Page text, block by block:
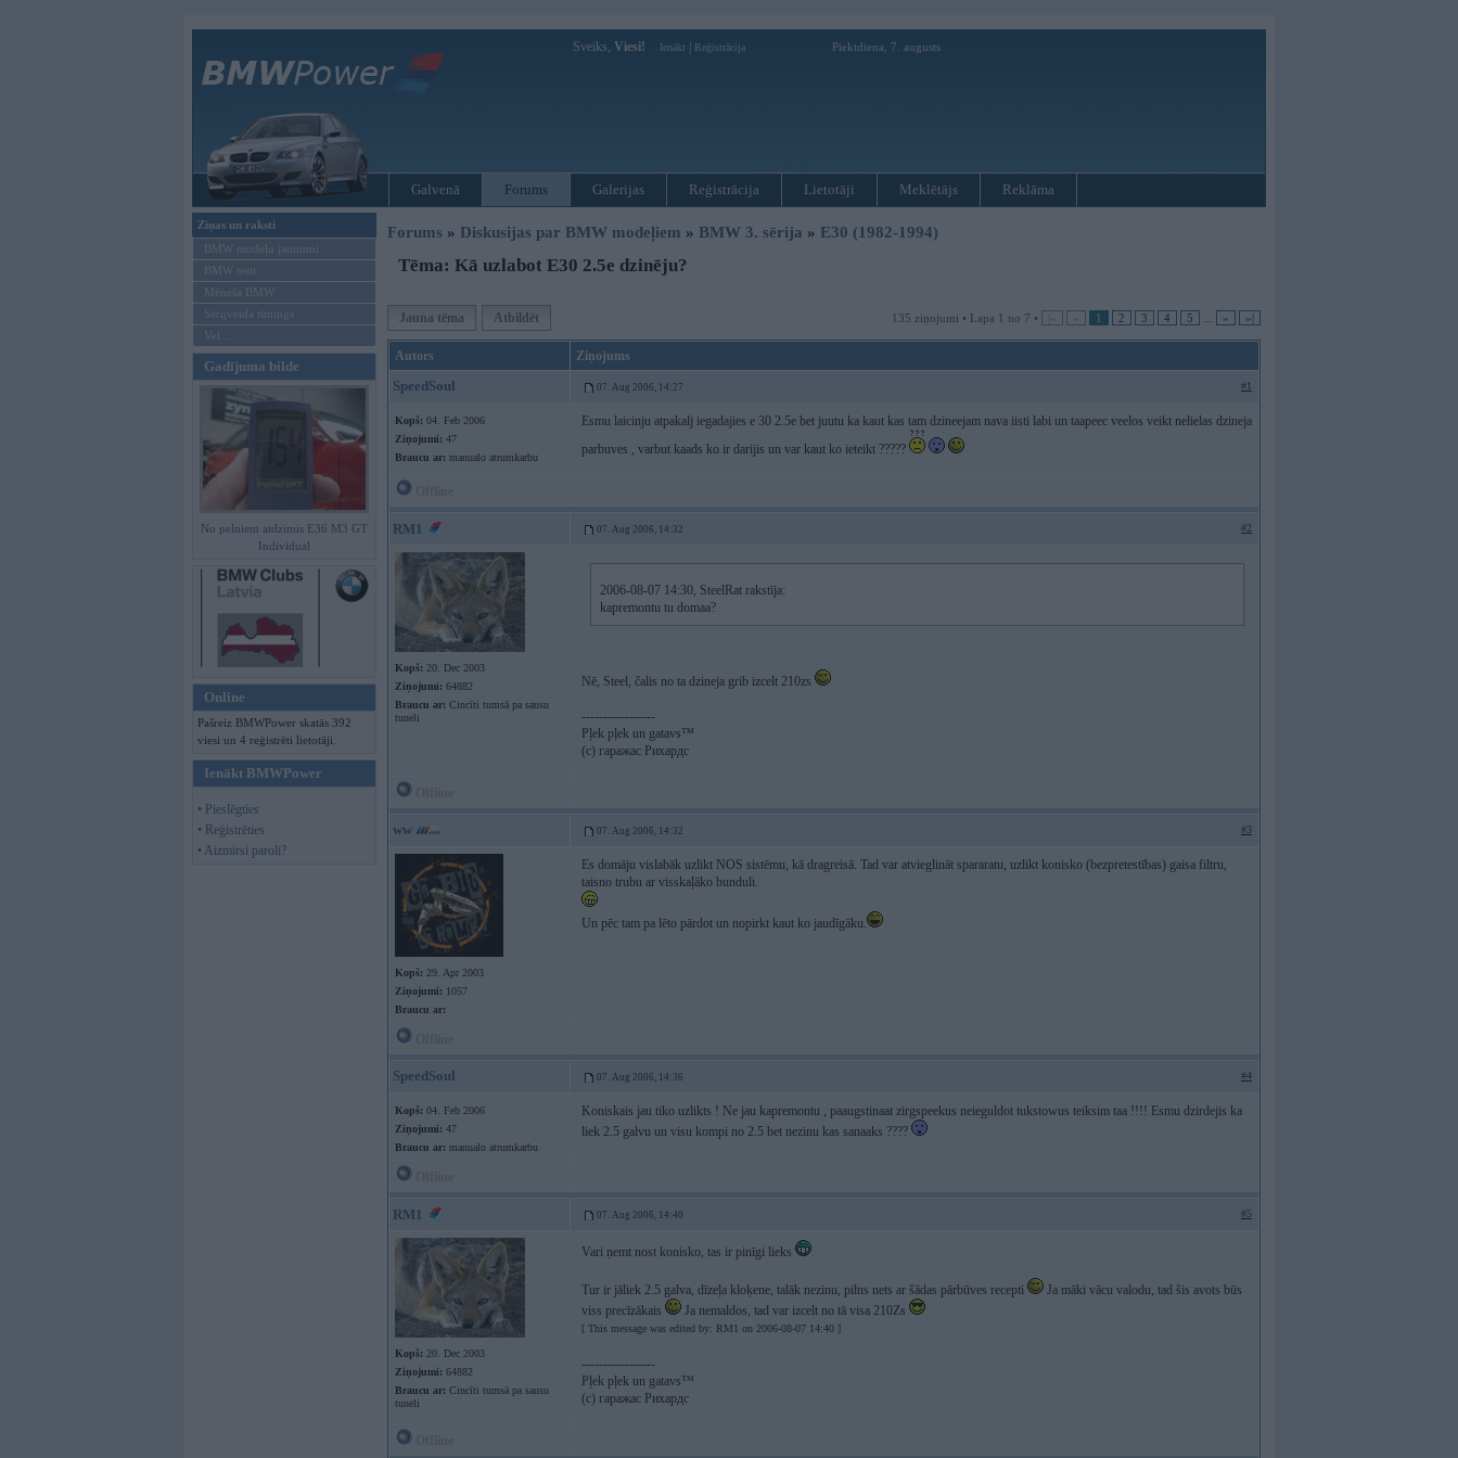
Sveiks, Viesi! Ienākt Reģistrācija Piektdiena, 7. augusts
Galvenā Forums Galerijas Reģistrācija Lietotāji Meklētājs Reklāma
Ziņas un raksti
BMW modeļu jaunumi
BMW testi
Mēneša BMW
Sērijveida tūnings
Vel...
Gadījuma bilde
No pelniem atdzimis E36 M3 GT
Individual
Online
Pašreiz BMWPower skatās 392
viesi un 4 reģistrēti lietotāji.
Ienākt BMWPower
• Pieslēgties
• Reģistrēties
• Aizmirsi paroli?
Forums » Diskusijas par BMW modeļiem » BMW 3. sērija » E30 (1982-1994)
Tēma: Kā uzlabot E30 2.5e dzinēju?
Jauna tēma Atbildēt 135 ziņojumi • Lapa 1 no 7 • |« « 1 2 3 4 5 » »|
Autors Ziņojums
SpeedSoul 07. Aug 2006, 14:27 #1
Kopš: 04. Feb 2006
Ziņojumi: 47
Braucu ar: manualo atrumkarbu
Esmu laicinju atpakalj iegadajies e 30 2.5e bet juutu ka kaut kas tam dzineejam nava iisti labi un taapeec veelos veikt nelielas dzineja
parbuves , varbut kaads ko ir darijis un var kaut ko ieteikt ?????
RM1 07. Aug 2006, 14:32 #2
Kopš: 20. Dec 2003
Ziņojumi: 64882
Braucu ar: Cincīti tumsā pa sausu
tuneli
2006-08-07 14:30, SteelRat rakstīja:
kapremontu tu domaa?
Nē, Steel, čalis no ta dzineja grib izcelt 210zs
-----------------
Pļek pļek un gatavs™
(c) гаражас Рихардс
ww 07. Aug 2006, 14:32 #3
Kopš: 29. Apr 2003
Ziņojumi: 1057
Braucu ar:
Es domāju vislabāk uzlikt NOS sistēmu, kā dragreisā. Tad var atvieglināt spararatu, uzlikt konisko (bezpretestības) gaisa filtru,
taisno trubu ar visskaļāko bunduli.
Un pēc tam pa lēto pārdot un nopirkt kaut ko jaudīgāku.
SpeedSoul 07. Aug 2006, 14:36 #4
Kopš: 04. Feb 2006
Ziņojumi: 47
Braucu ar: manualo atrumkarbu
Koniskais jau tiko uzlikts ! Ne jau kapremontu , paaugstinaat zirgspeekus neieguldot tukstowus teiksim taa !!!! Esmu dzirdejis ka
liek 2.5 galvu un visu kompi no 2.5 bet nezinu kas sanaaks ????
RM1 07. Aug 2006, 14:40 #5
Kopš: 20. Dec 2003
Ziņojumi: 64882
Braucu ar: Cincīti tumsā pa sausu
tuneli
Vari ņemt nost konisko, tas ir pinīgi lieks
Tur ir jāliek 2.5 galva, dīzeļa kloķene, talāk nezinu, pilns nets ar šādas pārbūves recepti
Ja māki vācu valodu, tad šis avots būs
viss precīzākais
Ja nemaldos, tad var izcelt no tā visa 210Zs
[ This message was edited by: RM1 on 2006-08-07 14:40 ]
-----------------
Pļek pļek un gatavs™
(c) гаражас Рихардс